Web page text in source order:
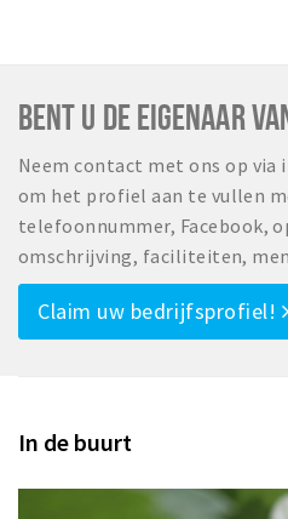
BENT U DE EIGENAAR
Neem contact met ons op
om het profiel aan te vullen
telefoonnummer, Facebook,
omschrijving, faciliteiten,
Claim uw bedrijfsprofiel!
In de buurt